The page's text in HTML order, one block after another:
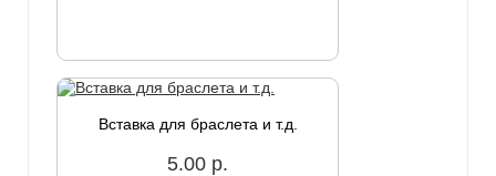
Вставка для браслета и т.д.
5.00 р.